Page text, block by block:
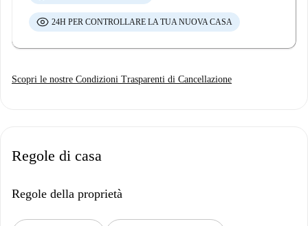
24H PER CONTROLLARE LA TUA NUOVA CASA
Scopri le nostre Condizioni Trasparenti di Cancellazione
Regole di casa
Regole della proprietà